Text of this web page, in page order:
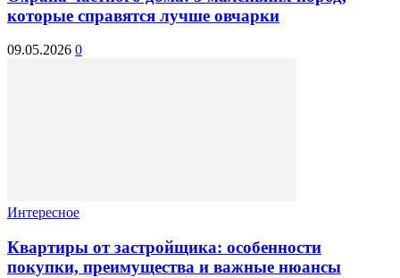
которые справятся лучше овчарки
09.05.2026 0
Интересное
Квартиры от застройщика: особенности
покупки, преимущества и важные нюансы